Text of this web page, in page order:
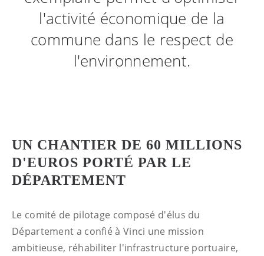
l'activité économique de la
commune dans le respect de
l'environnement.
UN CHANTIER DE 60 MILLIONS
D'EUROS PORTÉ PAR LE
DÉPARTEMENT
Le comité de pilotage composé d'élus du
Département a confié à Vinci une mission
ambitieuse, réhabiliter l'infrastructure portuaire,